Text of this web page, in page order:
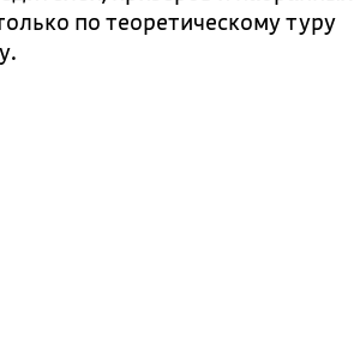
по теоретическому туру